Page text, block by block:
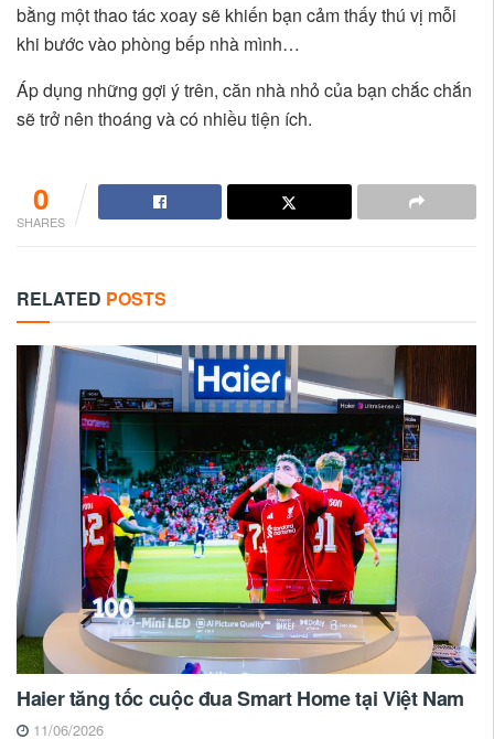
bằng một thao tác xoay sẽ khiến bạn cảm thấy thú vị mỗi
khi bước vào phòng bếp nhà mình…
Áp dụng những gợi ý trên, căn nhà nhỏ của bạn chắc chắn
sẽ trở nên thoáng và có nhiều tiện ích.
0
SHARES
RELATED POSTS
Haier tăng tốc cuộc đua Smart Home tại Việt Nam
11/06/2026